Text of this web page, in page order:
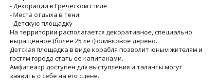
- Декорации в Греческом стиле
- Места отдыха в тени
- Детскую площадку
На территории располагается декоративное, специально
выращенное (более 25 лет) оливковое дерево.
Детская площадка в виде корабля позволит юным жителям и
гостям города стать ее капитанами.
Амфитеатр доступен для выступления и таланты могут
заявить о себе на его сцене.